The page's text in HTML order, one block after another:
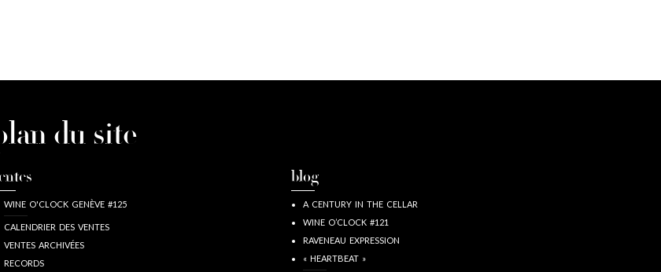
du site
WINE O'CLOCK GENÈVE #125
CALENDRIER DES VENTES
VENTES ARCHIVÉES
RECORDS
blog
A CENTURY IN THE CELLAR
WINE O’CLOCK #121
RAVENEAU EXPRESSION
« HEARTBEAT »